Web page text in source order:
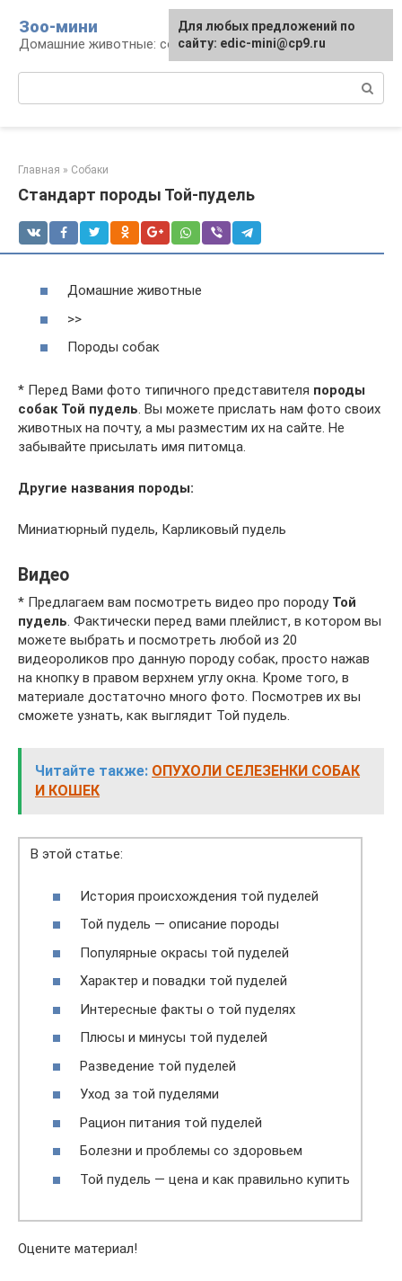
контенту
Зоо-мини
Домашние животные: содержание и уход
Главная » Собаки
Стандарт породы Той-пудель
Домашние животные
>>
Породы собак
* Перед Вами фото типичного представителя породы
собак Той пудель. Вы можете прислать нам фото своих
животных на почту, а мы разместим их на сайте. Не
забывайте присылать имя питомца.
Другие названия породы:
Миниатюрный пудель, Карликовый пудель
Видео
* Предлагаем вам посмотреть видео про породу Той
пудель. Фактически перед вами плейлист, в котором вы
можете выбрать и посмотреть любой из 20
видеороликов про данную породу собак, просто нажав
на кнопку в правом верхнем углу окна. Кроме того, в
материале достаточно много фото. Посмотрев их вы
сможете узнать, как выглядит Той пудель.
Читайте также: ОПУХОЛИ СЕЛЕЗЕНКИ СОБАК
И КОШЕК
В этой статье:
История происхождения той пуделей
Той пудель — описание породы
Популярные окрасы той пуделей
Характер и повадки той пуделей
Интересные факты о той пуделях
Плюсы и минусы той пуделей
Разведение той пуделей
Уход за той пуделями
Рацион питания той пуделей
Болезни и проблемы со здоровьем
Той пудель — цена и как правильно купить
Оцените материал!
Для любых предложений по
сайту: edic-mini@cp9.ru